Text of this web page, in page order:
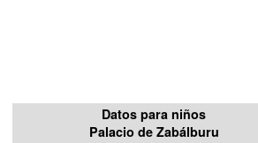
Datos para niños
Palacio de Zabálburu